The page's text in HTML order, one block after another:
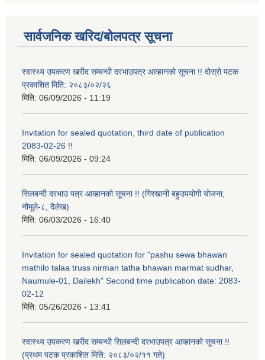
सार्वजनिक खरिद/बोलपत्र सूचना
स्वास्थ्य उपकरण खरीद सम्बन्धी दरभाउपत्र आव्हानको सूचना !! दोस्रो पटक
प्रकाशित मिति: २०८३/०२/२६
मिति: 06/09/2026 - 11:19
Invitation for sealed quotation, third date of publication
2083-02-26 !!
मिति: 06/09/2026 - 09:24
सिलबन्दी दरभाउ पत्र आव्हानको सूचना !! (गिरखानी बहुउपयोगी योजना,
नौमूले-८, दैलेख)
मिति: 06/03/2026 - 16:40
Invitation for sealed quotation for "pashu sewa bhawan
mathilo talaa truss nirman tatha bhawan marmat sudhar,
Naumule-01, Dailekh" Second time publication date: 2083-
02-12
मिति: 05/26/2026 - 13:41
स्वास्थ्य उपकरण खरीद सम्बन्धी सिलबन्दी दरभाउपत्र आव्हानको सूचना !!
(प्रथम पटक प्रकाशित मिति: २०८३/०२/११ गते)